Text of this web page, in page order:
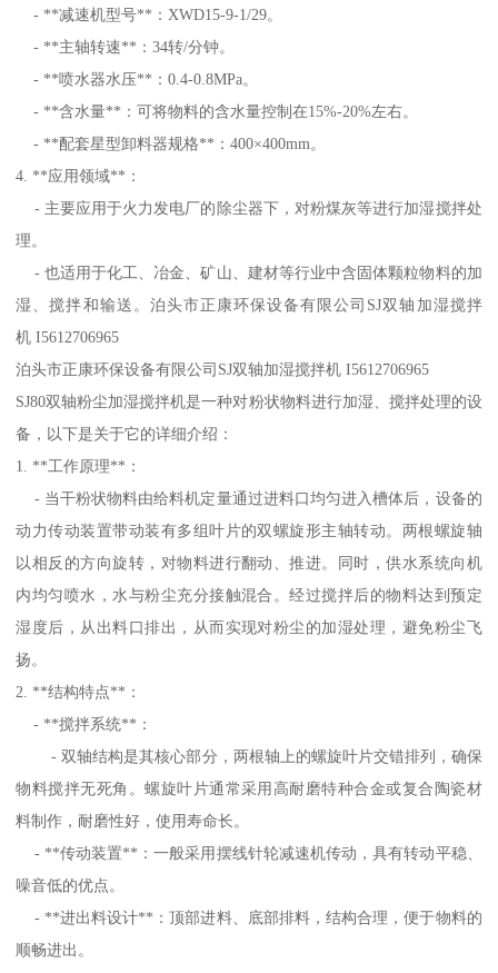
- **减速机型号**：XWD15-9-1/29。
- **主轴转速**：34转/分钟。
- **喷水器水压**：0.4-0.8MPa。
- **含水量**：可将物料的含水量控制在15%-20%左右。
- **配套星型卸料器规格**：400×400mm。
4. **应用领域**：
- 主要应用于火力发电厂的除尘器下，对粉煤灰等进行加湿搅拌处
理。
- 也适用于化工、冶金、矿山、建材等行业中含固体颗粒物料的加
湿、搅拌和输送。泊头市正康环保设备有限公司SJ双轴加湿搅拌
机 I5612706965
泊头市正康环保设备有限公司SJ双轴加湿搅拌机 I5612706965
SJ80双轴粉尘加湿搅拌机是一种对粉状物料进行加湿、搅拌处理的设
备，以下是关于它的详细介绍：
1. **工作原理**：
- 当干粉状物料由给料机定量通过进料口均匀进入槽体后，设备的
动力传动装置带动装有多组叶片的双螺旋形主轴转动。两根螺旋轴
以相反的方向旋转，对物料进行翻动、推进。同时，供水系统向机
内均匀喷水，水与粉尘充分接触混合。经过搅拌后的物料达到预定
湿度后，从出料口排出，从而实现对粉尘的加湿处理，避免粉尘飞
扬。
2. **结构特点**：
- **搅拌系统**：
- 双轴结构是其核心部分，两根轴上的螺旋叶片交错排列，确保
物料搅拌无死角。螺旋叶片通常采用高耐磨特种合金或复合陶瓷材
料制作，耐磨性好，使用寿命长。
- **传动装置**：一般采用摆线针轮减速机传动，具有转动平稳、
噪音低的优点。
- **进出料设计**：顶部进料、底部排料，结构合理，便于物料的
顺畅进出。